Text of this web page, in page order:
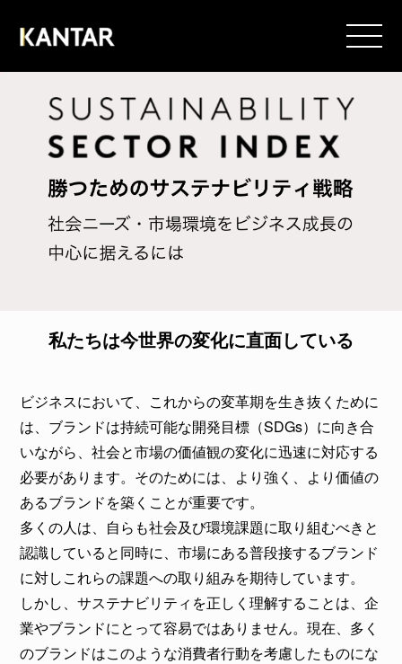
私たちは今世界の変化に直面している
ビジネスにおいて、これからの変革期を生き抜くために
は、ブランドは持続可能な開発目標（SDGs）に向き合
いながら、社会と市場の価値観の変化に迅速に対応する
必要があります。そのためには、より強く、より価値の
あるブランドを築くことが重要です。
多くの人は、自らも社会及び環境課題に取り組むべきと
認識していると同時に、市場にある普段接するブランド
に対しこれらの課題への取り組みを期待しています。
しかし、サステナビリティを正しく理解することは、企
業やブランドにとって容易ではありません。現在、多く
のブランドはこのような消費者行動を考慮したものにな